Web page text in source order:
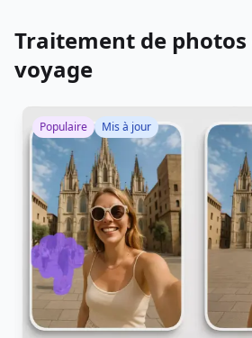
Traitement de photos
voyage
Populaire Mis à jour